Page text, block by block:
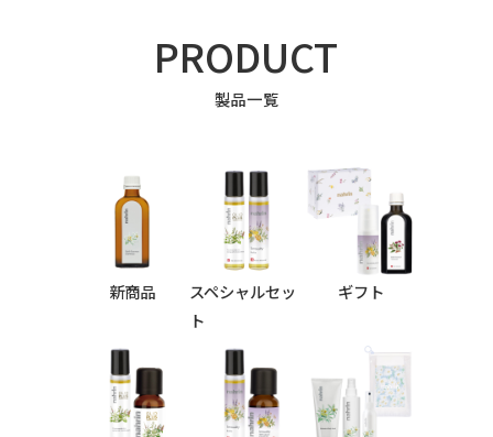
PRODUCT
製品一覧
新商品
スペシャルセッ
ト
ギフト